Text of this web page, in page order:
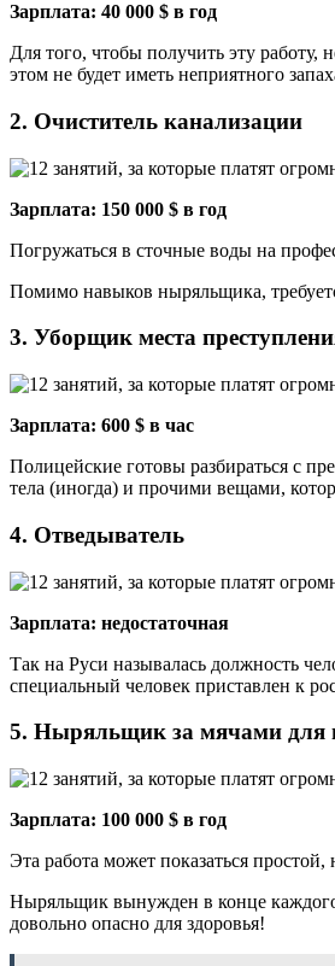
Зарплата: 40 000 $ в год
Для того, чтобы получить эту
этом не будет иметь неприятного
2. Очиститель канализации
Зарплата: 150 000 $ в год
Погружаться в сточные воды на
Помимо навыков ныряльщика,
3. Уборщик места
Зарплата: 600 $ в час
Полицейские готовы разбираться с
тела (иногда) и прочими вещами,
4. Отведыватель
Зарплата: недостаточная
Так на Руси называлась должность
специальный человек приставлен к
5. Ныряльщик за мячами для
Зарплата: 100 000 $ в год
Эта работа может показаться
Ныряльщик вынужден в конце
довольно опасно для здоровья!